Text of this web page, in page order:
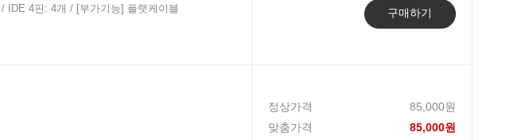
IDE 4핀: 4개 / [부가기능] 플랫케이블
구매하기
정상가격
85,000원
맞춤가격
85,000원